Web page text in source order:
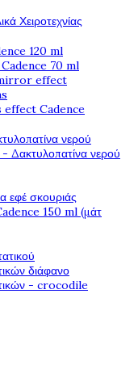
Χειροτεχνίας
120 ml
70 ml
effect
effect Cadence
νερού
νερού
εφέ σκουριάς
150 ml (μάτ
διάφανο
- crocodile